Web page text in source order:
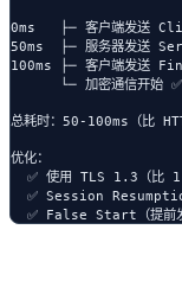
0ms   ├─ 客户端发送
50ms  ├─ 服务器发送
100ms ├─ 客户端发送
      └─ 加密通信开始 ✅
总耗时：50-100ms（比
优化：
✅ 使用 TLS 1.3（比
✅ Session Resumption